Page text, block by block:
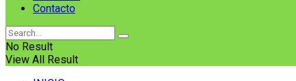
Contacto
No Result
View All Result